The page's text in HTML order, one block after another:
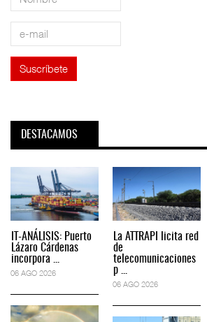
DESTACAMOS
IT-ANÁLISIS: Puerto
Lázaro Cárdenas
incorpora ...
06 AGO 2026
La ATTRAPI licita red
de
telecomunicaciones
p ...
06 AGO 2026